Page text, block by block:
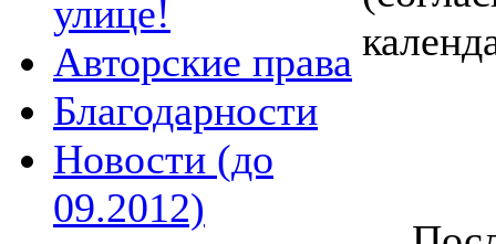
улице!
Авторские права
Благодарности
Новости (до
09.2012)